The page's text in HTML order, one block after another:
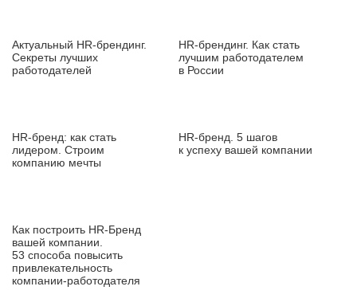
Актуальный HR‑брендинг.
Секреты лучших
работодателей
HR‑брендинг. Как стать
лучшим работодателем
в России
HR‑бренд: как стать
лидером. Строим
компанию мечты
HR‑бренд. 5 шагов
к успеху вашей компании
Как построить HR‑Бренд
вашей компании.
53 способа повысить
привлекательность
компании‑работодателя